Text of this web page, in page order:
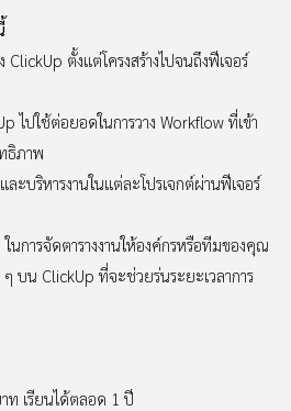
ตั้งแต่โครงสร้างไปจนถึงฟีเจอร์
ไปใช้ต่อยอดในการวาง Workflow ที่เข้า
ธิภาพ
ะบริหารงานในแต่ละโปรเจกต์ผ่านฟีเจอร์
นการจัดตารางงานให้องค์กรหรือทีมของคุณ
บน ClickUp ที่จะช่วยร่นระยะเวลาการ
ท เรียนได้ตลอด 1 ปี